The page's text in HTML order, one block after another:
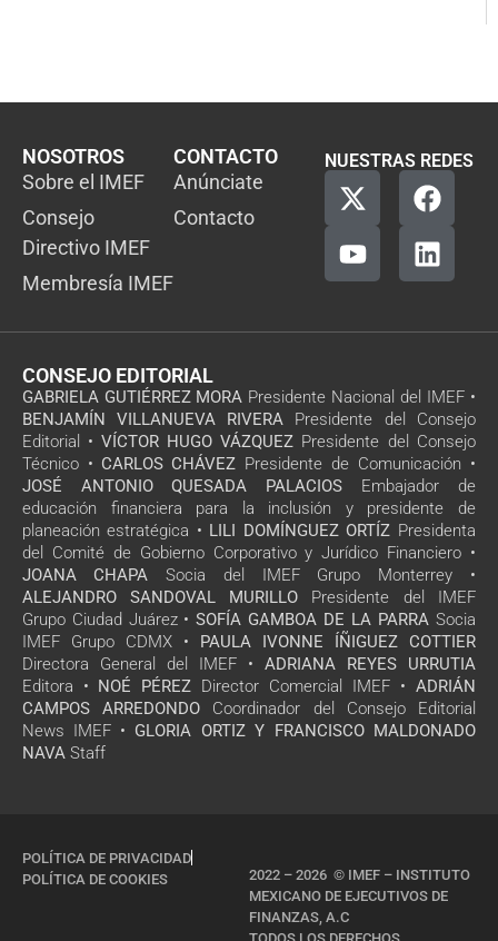
NOSOTROS
Sobre el IMEF
Consejo
Directivo IMEF
Membresía IMEF
CONTACTO
Anúnciate
Contacto
NUESTRAS REDES
CONSEJO EDITORIAL
GABRIELA GUTIÉRREZ MORA Presidente Nacional del IMEF •
BENJAMÍN VILLANUEVA RIVERA Presidente del Consejo
Editorial • VÍCTOR HUGO VÁZQUEZ Presidente del Consejo
Técnico • CARLOS CHÁVEZ Presidente de Comunicación •
JOSÉ ANTONIO QUESADA PALACIOS Embajador de
educación financiera para la inclusión y presidente de
planeación estratégica • LILI DOMÍNGUEZ ORTÍZ Presidenta
del Comité de Gobierno Corporativo y Jurídico Financiero •
JOANA CHAPA Socia del IMEF Grupo Monterrey •
ALEJANDRO SANDOVAL MURILLO Presidente del IMEF
Grupo Ciudad Juárez • SOFÍA GAMBOA DE LA PARRA Socia
IMEF Grupo CDMX •
PAULA IVONNE ÍÑIGUEZ COTTIER
Directora General del IMEF • ADRIANA REYES URRUTIA
Editora •
NOÉ PÉREZ Director Comercial IMEF • ADRIÁN
CAMPOS ARREDONDO Coordinador del Consejo Editorial
News IMEF • GLORIA ORTIZ Y FRANCISCO MALDONADO
NAVA Staff
2022 – 2026 © IMEF – INSTITUTO
MEXICANO DE EJECUTIVOS DE
FINANZAS, A.C
POLÍTICA DE PRIVACIDAD
POLÍTICA DE COOKIES